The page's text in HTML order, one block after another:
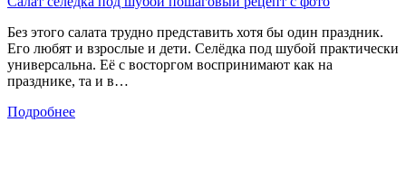
Без этого салата трудно представить хотя бы один праздник.
Его любят и взрослые и дети. Селёдка под шубой практически
универсальна. Её с восторгом воспринимают как на
празднике, та и в…
Подробнее